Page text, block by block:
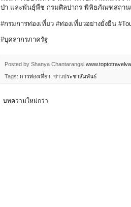
ป่า และพันธุ์พืช กรมศิลปากร พิพิธภัณฑสถาน
#กรมการท่องเที่ยว #ท่องเที่ยวอย่างยั่งยืน
#บุคลากรภาครัฐ
Posted by Shanya Chantarangsi
Tags: การท่องเที่ยว, ข่าวประชาสัมพันธ์
บทความใหม่กว่า